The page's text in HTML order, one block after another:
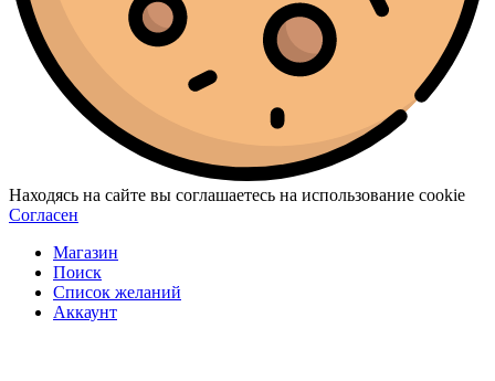
Находясь на сайте вы соглашаетесь на использование cookie
Согласен
Магазин
Поиск
Список желаний
Аккаунт